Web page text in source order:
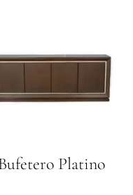
Platino